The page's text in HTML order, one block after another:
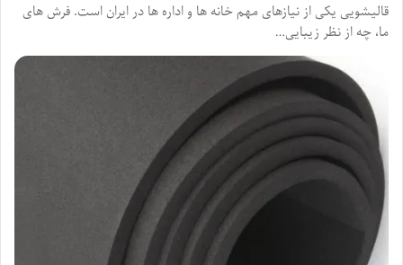
قالیشویی یکی از نیازهای مهم خانه ها و اداره ها در ایران است. فرش های
ما، چه از نظر زیبایی…